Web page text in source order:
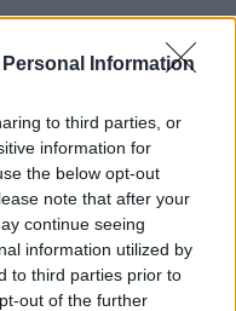
Information
to third parties, or
information for
the below opt-out
note that after your
continue seeing
information utilized by
to third parties prior to
out of the further